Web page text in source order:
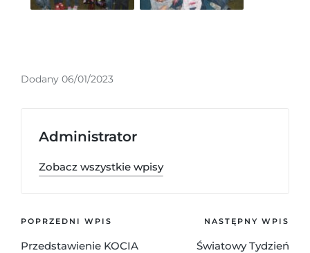
Dodany 06/01/2023
Administrator
Zobacz wszystkie wpisy
POPRZEDNI WPIS
Przedstawienie KOCIA
NASTĘPNY WPIS
Światowy Tydzień